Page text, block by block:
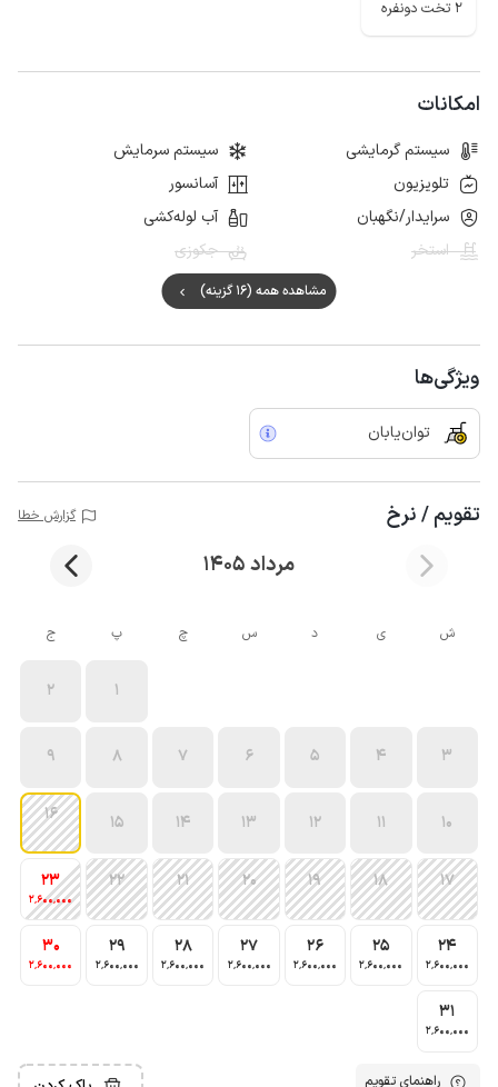
2 تخت دونفره
امکانات
سیستم گرمایشی
سیستم سرمایش
تلویزیون
آسانسور
سرایدار/نگهبان
آب لوله‌کشی
استخر
جکوزی
مشاهده همه (16 گزینه)
ویژگی‌ها
توان‌یابان
تقویم / نرخ گزارش خطا
مرداد 1405
ش ی د س چ پ ج
1
2
3
4
5
6
7
8
9
10
11
12
13
14
15
16
17
18
19
20
21
22
23
2٬600٬000
24
2٬600٬000
25
2٬600٬000
26
2٬600٬000
27
2٬600٬000
28
2٬600٬000
29
2٬600٬000
30
2٬600٬000
31
2٬600٬000
راهنمای تقویم